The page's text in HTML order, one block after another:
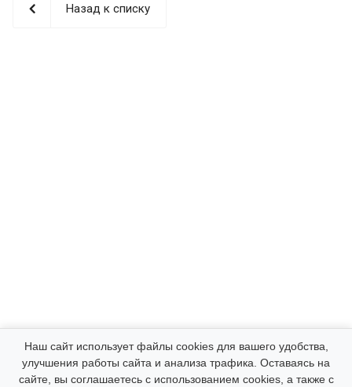
Назад к списку
Компания
Наш сайт использует файлы cookies для вашего удобства,
улучшения работы сайта и анализа трафика. Оставаясь на
сайте, вы соглашаетесь с использованием cookies, а также с